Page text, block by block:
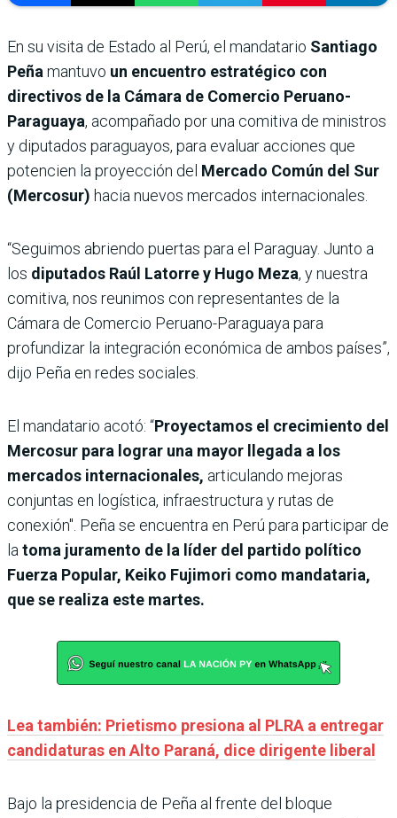
En su visita de Estado al Perú, el mandatario Santiago
Peñamantuvo un encuentro estratégico con
directivos de la Cámara de Comercio Peruano-
Paraguaya, acompañado por una comitiva de ministros
y diputados paraguayos, para evaluar acciones que
potencien la proyección del Mercado Común del Sur
(Mercosur) hacia nuevos mercados internacionales.
“Seguimos abriendo puertas para el Paraguay. Junto a
los diputados Raúl Latorre y Hugo Meza, y nuestra
comitiva, nos reunimos con representantes de la
Cámara de Comercio Peruano-Paraguaya para
profundizar la integración económica de ambos países”,
dijo Peña en redes sociales.
El mandatario acotó: “Proyectamos el crecimiento del
Mercosur para lograr una mayor llegada a los
mercados internacionales, articulando mejoras
conjuntas en logística, infraestructura y rutas de
conexión". Peña se encuentra en Perú para participar de
latoma juramento de la líder del partido político
Fuerza Popular, Keiko Fujimori como mandataria,
que se realiza este martes.
Lea también: Prietismo presiona al PLRA a entregar
candidaturas en Alto Paraná, dice dirigente liberal
Bajo la presidencia de Peña al frente del bloque